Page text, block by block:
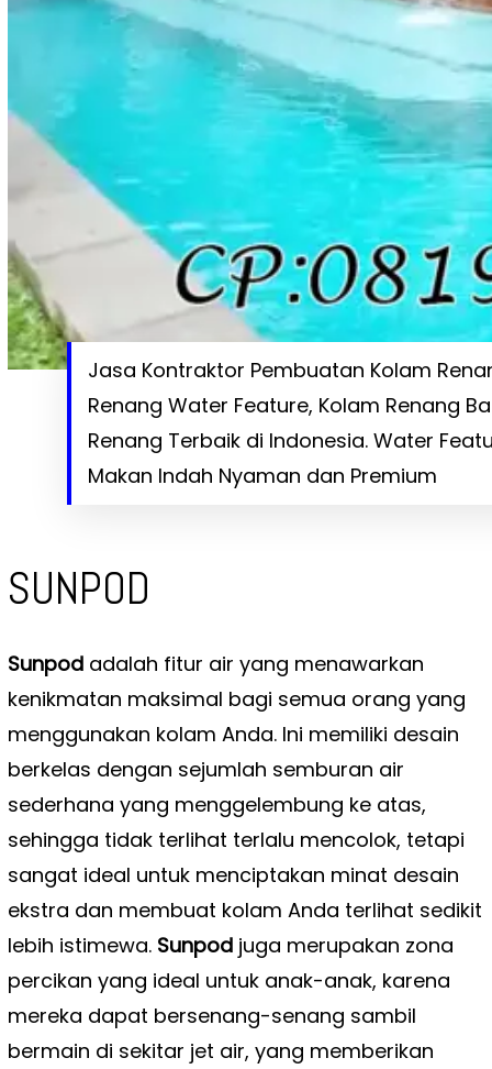
Jasa Kontraktor Pembuatan Kolam
Renang Water Feature, Kolam Renang
Renang Terbaik di Indonesia. Water
Makan Indah Nyaman dan Premium
SUNPOD
Sunpodadalah fitur air yang menawarkan
kenikmatan maksimal bagi semua orang yang
menggunakan kolam Anda. Ini memiliki desain
berkelas dengan sejumlah semburan air
sederhana yang menggelembung ke atas,
sehingga tidak terlihat terlalu mencolok, tetapi
sangat ideal untuk menciptakan minat desain
ekstra dan membuat kolam Anda terlihat sedikit
lebih istimewa. Sunpodjuga merupakan zona
percikan yang ideal untuk anak-anak, karena
mereka dapat bersenang-senang sambil
bermain di sekitar jet air, yang memberikan